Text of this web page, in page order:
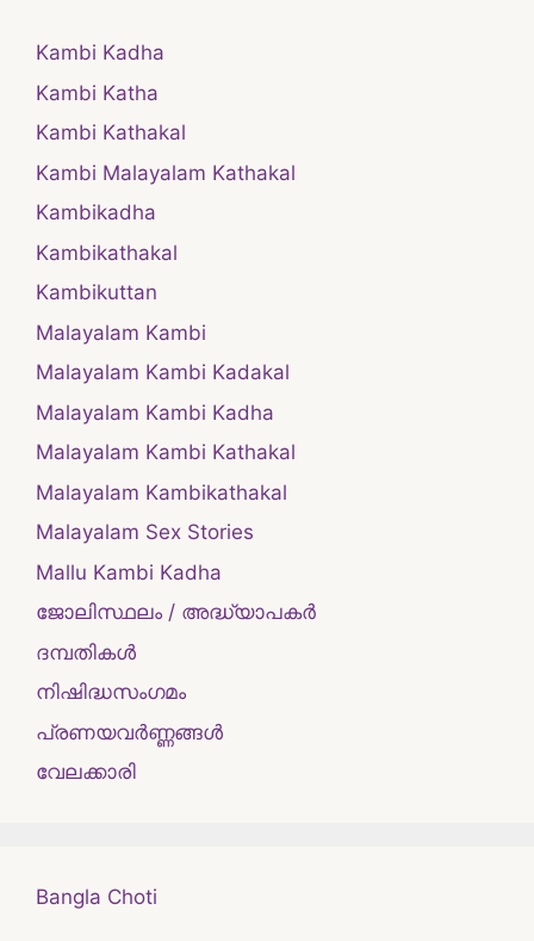
Kambi Kadha
Kambi Katha
Kambi Kathakal
Kambi Malayalam Kathakal
Kambikadha
Kambikathakal
Kambikuttan
Malayalam Kambi
Malayalam Kambi Kadakal
Malayalam Kambi Kadha
Malayalam Kambi Kathakal
Malayalam Kambikathakal
Malayalam Sex Stories
Mallu Kambi Kadha
ജോലിസ്ഥലം / അദ്ധ്യാപകർ
ദമ്പതികള്‍
നിഷിദ്ധസംഗമം
പ്രണയവർണ്ണങ്ങൾ
വേലക്കാരി
Bangla Choti